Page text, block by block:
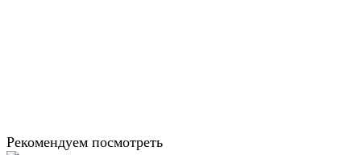
Рекомендуем посмотреть